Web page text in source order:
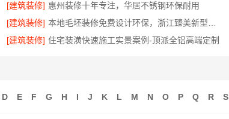
[建筑装修] 惠州装修十年专注，华居不锈钢环保耐用
[建筑装修]
[建筑装修] 住宅装潢快速施工实景案例-顶派全铝高端定制
D E F G H I J K L M N O P Q R S